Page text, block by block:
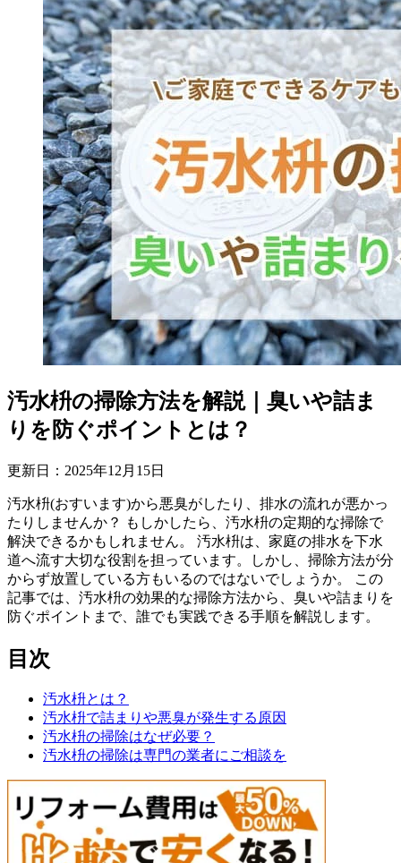
汚水枡の掃除方法を解説｜臭いや詰ま
りを防ぐポイントとは？
更新日： 2025年12 月 15日
汚水枡(おすいます)から悪臭がしたり、排水の流れが悪かっ
たりしませんか？ もしかしたら、汚水枡の定期的な掃除で
解決できるかもしれません。 汚水枡は、家庭の排水を下水
道へ流す大切な役割を担っています。しかし、掃除方法が分
からず放置している方もいるのではないでしょうか。 この
記事では、汚水枡の効果的な掃除方法から、臭いや詰まりを
防ぐポイントまで、誰でも実践できる手順を解説します。
目次
汚水枡とは？
汚水枡で詰まりや悪臭が発生する原因
汚水枡の掃除はなぜ必要？
汚水枡の掃除は専門の業者にご相談を